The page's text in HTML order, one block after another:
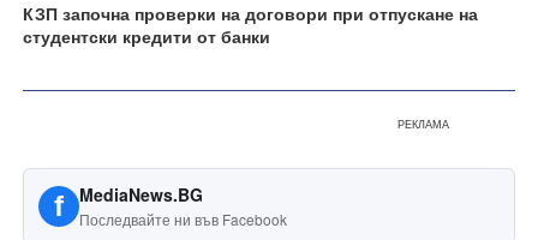
КЗП започна проверки на договори при отпускане на
студентски кредити от банки
РЕКЛАМА
f MediaNews.BG
Последвайте ни във Facebook